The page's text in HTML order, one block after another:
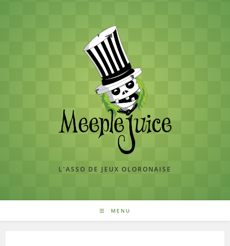
L'ASSO DE JEUX OLORONAISE
MENU